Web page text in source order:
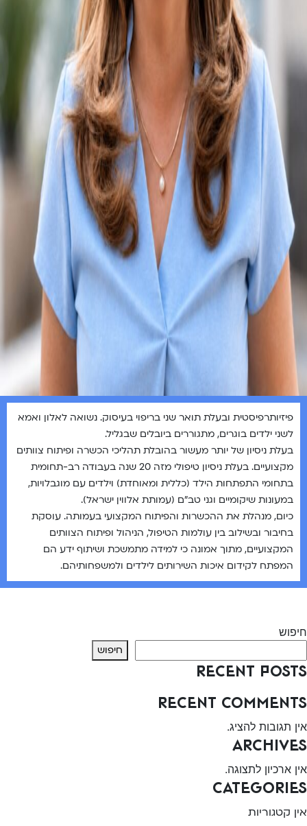
פיזיותרפיסטית ובעלת תואר שני בריפוי בעיסוק. נשואה לאלון ואמא
לשני ילדים בוגרים, מתגוררים ביובלים שבגליל.
בעלת ניסיון של יותר מעשור בהובלת תהליכי הכשרה ופיתוח צוותים
מקצועיים. בעלת ניסיון טיפולי מזה 20 שנה בעבודה רב-תחומית
בתחומי התפתחות הילד (כללית ומאוחדת) וילדים עם מוגבלויות,
במעונות שיקומיים וגני טב״ם (עמותת אלווין ישראל).
כיום, מנהלת את ההכשרות והפיתוח המקצועי בעמותה. עוסקת
בחיבור ובשילוב בין עולמות הטיפול, הניהול ופיתוח הצוותים
המקצועיים, מתוך אמונה כי למידה מתמשכת ושיתוף ידע הם
המפתח לקידום איכות השירותים לילדים ולמשפחותיהם.
חיפוש
חיפוש
Recent Posts
Recent Comments
אין תגובות להציג.
Archives
אין ארכיון לתצוגה.
Categories
אין קטגוריות